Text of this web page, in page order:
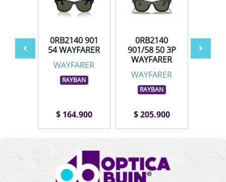
0RB2140 901
54 WAYFARER
WAYFARER
RAYBAN
$ 164.900
0RB2140
901/58 50 3P
WAYFARER
WAYFARER
RAYBAN
$ 205.900